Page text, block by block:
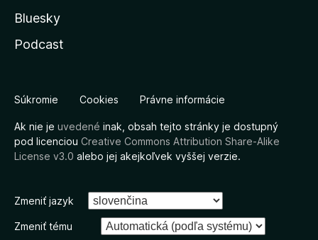
Bluesky
Podcast
Súkromie Cookies Právne informácie
Ak nie je uvedené inak, obsah tejto stránky je dostupný
pod licenciou Creative Commons Attribution Share-Alike
License v3.0 alebo jej akejkoľvek vyššej verzie.
Zmeniť jazyk
Zmeniť tému